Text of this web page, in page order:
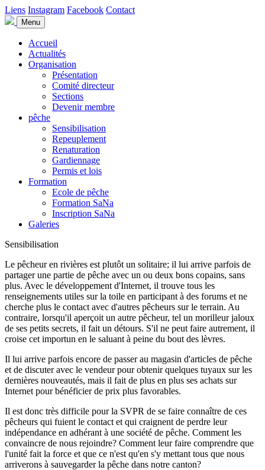
Liens Instagram Facebook Contact
Menu
Accueil
Actualités
Organisation
Présentation
Comité directeur
Sections
Devenir membre
pêche
Sensibilisation
Repeuplement
Renaturation
Gardiennage
Permis et lois
Formation
Ecole de pêche
Formation SaNa
Inscription SaNa
Galeries
Sensibilisation
Le pêcheur en rivières est plutôt un solitaire; il lui arrive parfois de
partager une partie de pêche avec un ou deux bons copains, sans
plus. Avec le développement d'Internet, il trouve tous les
renseignements utiles sur la toile en participant à des forums et ne
cherche plus le contact avec d'autres pêcheurs sur le terrain. Au
contraire, lorsqu'il aperçoit un autre pêcheur, tel un morilleur jaloux
de ses petits secrets, il fait un détours. S'il ne peut faire autrement, il
croise cet importun en le saluant à peine du bout des lèvres.
Il lui arrive parfois encore de passer au magasin d'articles de pêche
et de discuter avec le vendeur pour obtenir quelques tuyaux sur les
dernières nouveautés, mais il fait de plus en plus ses achats sur
Internet pour bénéficier de prix plus favorables.
Il est donc très difficile pour la SVPR de se faire connaître de ces
pêcheurs qui fuient le contact et qui craignent de perdre leur
indépendance en adhérant à une société de pêche. Comment les
convaincre de nous rejoindre? Comment leur faire comprendre que
l'unité fait la force et que ce n'est qu'en s'y mettant tous que nous
arriverons à sauvegarder la pêche dans notre canton?